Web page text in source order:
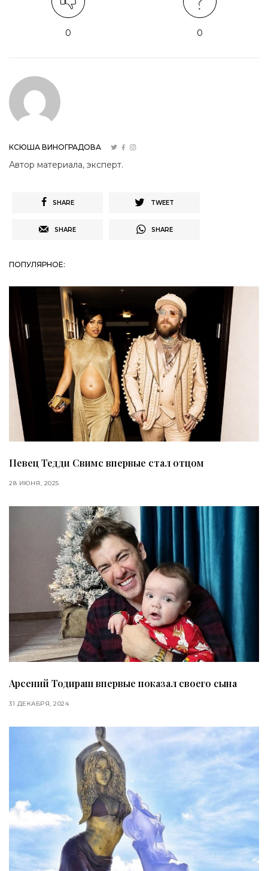
0 0
КСЮША ВИНОГРАДОВА
Автор материала, эксперт.
SHARE TWEET
SHARE SHARE
ПОПУЛЯРНОЕ:
Певец Тедди Свимс впервые стал отцом
28 ИЮНЯ, 2025
Арсений Тодираш впервые показал своего сына
31 ДЕКАБРЯ, 2024